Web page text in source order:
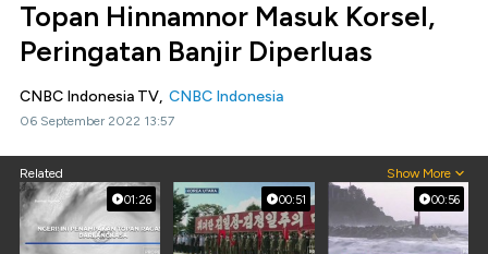
Topan Hinnamnor Masuk Korsel,
Peringatan Banjir Diperluas
CNBC Indonesia TV, CNBC Indonesia
06 September 2022 13:57
Related Show More
01:26 00:51 00:56